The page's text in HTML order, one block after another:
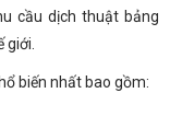
cầu dịch thuật bảng
biến nhất bao gồm: